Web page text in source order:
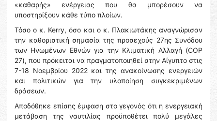
«καθαρής» ενέργειας που θα μπορέσουν να
υποστηρίξουν κάθε τύπο πλοίων.
Τόσο ο κ. Kerry, όσο και ο κ. Πλακιωτάκης αναγνώρισαν
την καθοριστική σημασία της προσεχούς 27ης Συνόδου
των Ηνωμένων Εθνών για την Κλιματική Αλλαγή (COP
27), που πρόκειται να πραγματοποιηθεί στην Αίγυπτο στις
7-18 Νοεμβρίου 2022 και της ανακοίνωσης ενεργειών
και πολιτικών για την υλοποίηση συγκεκριμένων
δράσεων.
Αποδόθηκε επίσης έμφαση στο γεγονός ότι η ενεργειακή
μετάβαση της ναυτιλίας προϋποθέτει πολύ μεγάλες